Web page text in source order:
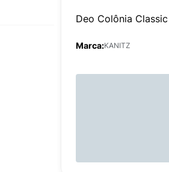
Deo Colônia
Marca:KANITZ